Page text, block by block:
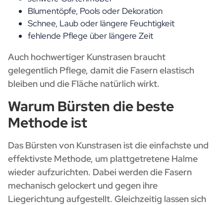
Blumentöpfe, Pools oder Dekoration
Schnee, Laub oder längere Feuchtigkeit
fehlende Pflege über längere Zeit
Auch hochwertiger Kunstrasen braucht
gelegentlich Pflege, damit die Fasern elastisch
bleiben und die Fläche natürlich wirkt.
Warum Bürsten die beste
Methode ist
Das Bürsten von Kunstrasen ist die einfachste und
effektivste Methode, um plattgetretene Halme
wieder aufzurichten. Dabei werden die Fasern
mechanisch gelockert und gegen ihre
Liegerichtung aufgestellt. Gleichzeitig lassen sich